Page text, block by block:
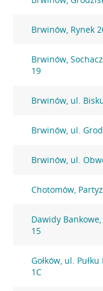
Brwinów, Rynek
Brwinów,
19
Brwinów, ul.
Brwinów, ul.
Brwinów, ul.
Chotomów,
Dawidy
15
Gołków, ul. Pułku
1C